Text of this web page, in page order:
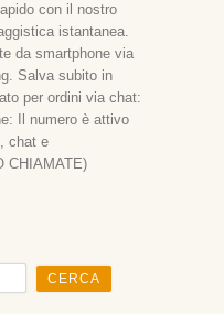
con il nostro
istantanea.
da smartphone via
Salva subito in
per ordini via chat:
Il numero è attivo
chat e
CHIAMATE)